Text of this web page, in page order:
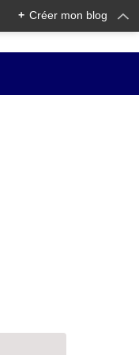
+ Créer mon blog